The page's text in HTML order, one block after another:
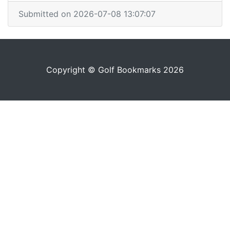
Submitted on 2026-07-08 13:07:07
Copyright © Golf Bookmarks 2026